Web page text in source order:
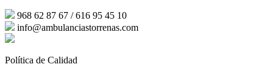
968 62 87 67 / 616 95 45 10
info@ambulanciastorrenas.com
Política de Calidad